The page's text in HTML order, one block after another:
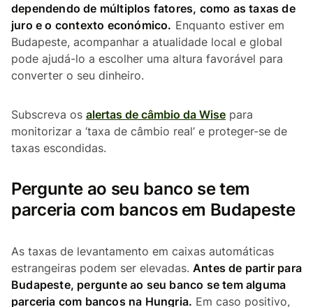
dependendo de múltiplos fatores, como as taxas de
juro e o contexto económico. Enquanto estiver em
Budapeste, acompanhar a atualidade local e global
pode ajudá-lo a escolher uma altura favorável para
converter o seu dinheiro.
Subscreva os alertas de câmbio da Wise para
monitorizar a ‘taxa de câmbio real’ e proteger-se de
taxas escondidas.
Pergunte ao seu banco se tem
parceria com bancos em Budapeste
As taxas de levantamento em caixas automáticas
estrangeiras podem ser elevadas. Antes de partir para
Budapeste, pergunte ao seu banco se tem alguma
parceria com bancos na Hungria. Em caso positivo,